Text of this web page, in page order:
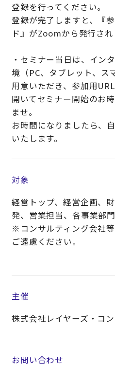
登録を行ってください。
登録が完了しますと、『
ド』がZoomから発行され
・セミナー当日は、イン
境（PC、タブレット、ス
用意いただき、参加用
開いてセミナー開始のお
ませ。
お時間になりましたら、
いたします。
対象
経営トップ、経営企画、
発、営業担当、各事業部
※コンサルティング会社
ご遠慮ください。
主催
株式会社レイヤーズ・コ
お問い合わせ